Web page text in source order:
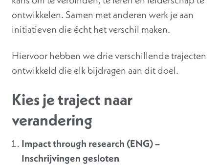
ontwikkelen. Samen met anderen werk je aan
initiatieven die écht het verschil maken.
Hiervoor hebben we drie verschillende trajecten
ontwikkeld die elk bijdragen aan dit doel.
Kies je traject naar
verandering
Impact through research (ENG) –
Inschrijvingen gesloten